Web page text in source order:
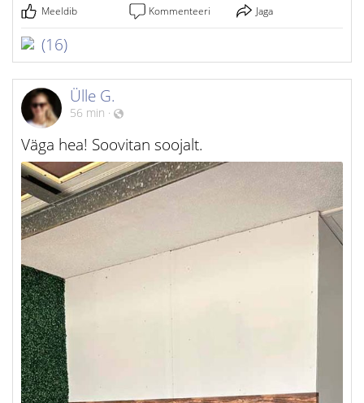
Meeldib Kommenteeri Jaga
(16)
Ülle G.
56 min ·
Väga hea! Soovitan soojalt.